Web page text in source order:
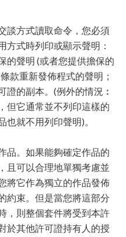
談方式讀取命令，您必須
方式時列印或顯示聲明：
的聲明 (或者您提供擔保的
款重新發佈程式的聲明；
證的副本。(例外的情況︰
但它通常並不列印這樣的
就不用列印聲明)。
品。如果能夠確定作品的
且可以合理地單獨考慮並
將它作為獨立的作品發佈
約束。但是當您將這部分
，則整個套件將受到本許
於其他許可證持有人的授